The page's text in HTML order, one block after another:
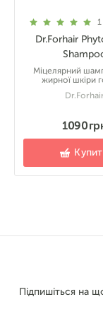
1
Dr.Forhair
Міцелярний
жирної шкіри
Dr.Forhair
1090
Підпишіться на